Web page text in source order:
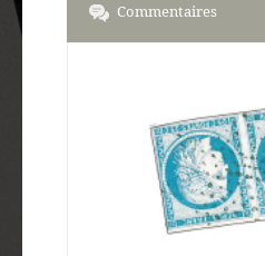
Commentaires